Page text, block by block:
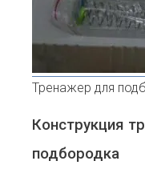
Тренажер для
Конструкция
подбородка